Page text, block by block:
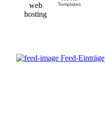
Templates
Feed-Einträge